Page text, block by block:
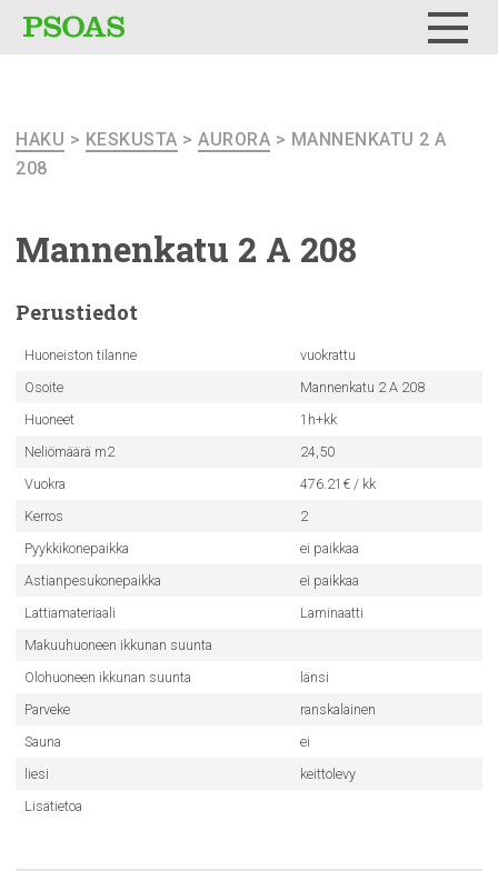
HAKU > KESKUSTA > AURORA > MANNENKATU 2 A
208
Mannenkatu 2 A 208
Perustiedot
Huoneiston tilanne
vuokrattu
Osoite
Mannenkatu 2 A 208
Huoneet
1h+kk
Neliömäärä m2
24,50
Vuokra
476.21€ / kk
Kerros
2
Pyykkikonepaikka
ei paikkaa
Astianpesukonepaikka
ei paikkaa
Lattiamateriaali
Laminaatti
Makuuhuoneen ikkunan suunta
Olohuoneen ikkunan suunta
länsi
Parveke
ranskalainen
Sauna
ei
liesi
keittolevy
Lisätietoa